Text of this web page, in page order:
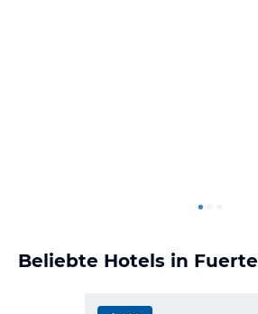
Beliebte Hotels in